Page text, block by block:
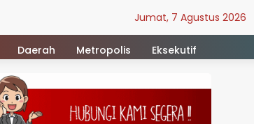
Jumat, 7 Agustus 2026
Daerah Metropolis Eksekutif